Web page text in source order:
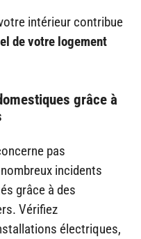
intérieur contribue
de votre logement
grâce à
pas
incidents
grâce à des
Vérifiez
électriques,